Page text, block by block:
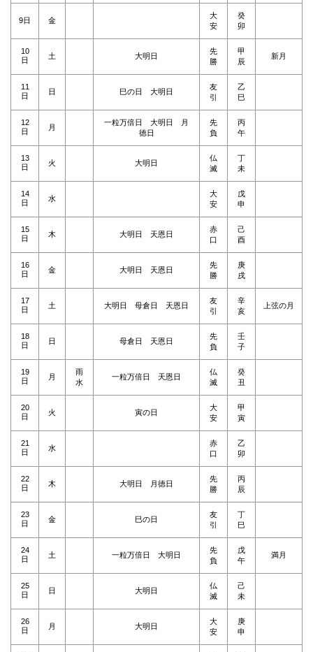
9日 金
大
安
癸
卯
10
日
土 大明日
先
勝
甲
辰
新月
11
日
日 巳の日 大明日
友
引
乙
巳
12
日
月
一粒万倍日 大明日 月
徳日
先
負
丙
午
13
日
火 大明日
仏
滅
丁
未
14
日
水
大
安
戊
申
15
日
木 大明日 天恩日
赤
口
己
酉
16
日
金 大明日 天恩日
先
勝
庚
戌
17
日
土 大明日 母倉日 天恩日
友
引
辛
亥
上弦の月
18
日
日 母倉日 天恩日
先
負
壬
子
19
日
月
雨
水
一粒万倍日 天恩日
仏
滅
癸
丑
20
日
火 寅の日
大
安
甲
寅
21
日
水
赤
口
乙
卯
22
日
木 大明日 月徳日
先
勝
丙
辰
23
日
金 巳の日
友
引
丁
巳
24
日
土 一粒万倍日 大明日
先
負
戊
午
満月
25
日
日 大明日
仏
滅
己
未
26
日
月 大明日
大
安
庚
申